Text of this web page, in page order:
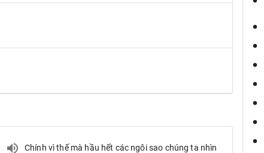
Chính vì thế mà hầu hết các ngôi sao chúng ta nhìn